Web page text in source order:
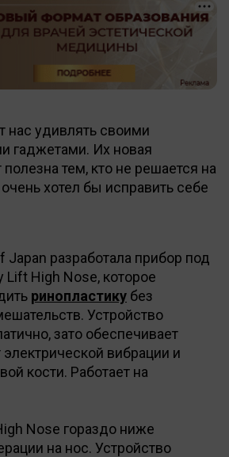
нас удивлять своими
гаджетами. Их новая
полезна тем, кто не решается на
хотел бы исправить себе
Japan разработала прибор под
Lift High Nose, которое
ринопластику без
Устройство
зато обеспечивает
электрической вибрации и
кости. Работает на
Nose гораздо ниже
на нос. Устройство